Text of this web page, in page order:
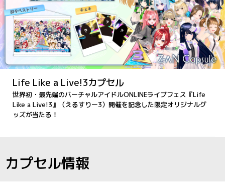
Life Like a Live!3カプセル
世界初・最先端のバーチャルアイドルONLINEライブフェス『Life
Like a Live!3』（えるすりー3）開催を記念した限定オリジナルグ
ッズが当たる！
カプセル情報